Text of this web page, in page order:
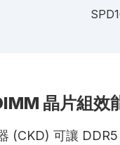
晶片組效
(CKD) 可讓